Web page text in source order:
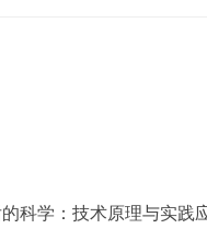
科学：技术原理与实践